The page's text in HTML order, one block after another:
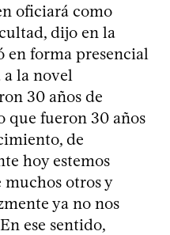
oficiará como
dijo en la
en forma presencial
a la novel
30 años de
que fueron 30 años
de
hoy estemos
otros y
ya no nos
ese sentido,